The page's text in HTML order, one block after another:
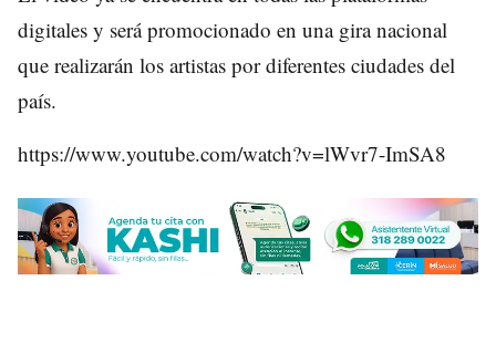
digitales y será promocionado en una gira nacional
que realizarán los artistas por diferentes ciudades del
país.
https://www.youtube.com/watch?v=lWvr7-ImSA8